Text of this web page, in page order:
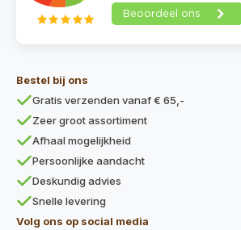
Bestel bij ons
Gratis verzenden vanaf € 65,-
Zeer groot assortiment
Afhaal mogelijkheid
Persoonlijke aandacht
Deskundig advies
Snelle levering
Volg ons op social media